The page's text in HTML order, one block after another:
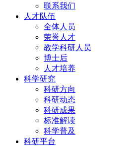
联系我们
人才队伍
全体人员
荣誉人才
教学科研人员
博士后
人才培养
科学研究
科研方向
科研动态
科研成果
标准解读
科学普及
科研平台